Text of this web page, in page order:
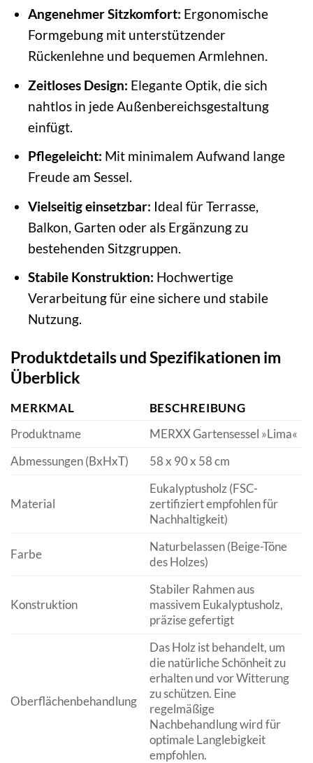
Angenehmer Sitzkomfort: Ergonomische
Formgebung mit unterstützender
Rückenlehne und bequemen Armlehnen.
Zeitloses Design: Elegante Optik, die sich
nahtlos in jede Außenbereichsgestaltung
einfügt.
Pflegeleicht: Mit minimalem Aufwand lange
Freude am Sessel.
Vielseitig einsetzbar: Ideal für Terrasse,
Balkon, Garten oder als Ergänzung zu
bestehenden Sitzgruppen.
Stabile Konstruktion: Hochwertige
Verarbeitung für eine sichere und stabile
Nutzung.
Produktdetails und Spezifikationen im
Überblick
MERKMAL
BESCHREIBUNG
Produktname
MERXX Gartensessel »Lima«
Abmessungen (BxHxT)
58 x 90 x 58 cm
Material
Eukalyptusholz (FSC-
zertifiziert empfohlen für
Nachhaltigkeit)
Farbe
Naturbelassen (Beige-Töne
des Holzes)
Konstruktion
Stabiler Rahmen aus
massivem Eukalyptusholz,
präzise gefertigt
Oberflächenbehandlung
Das Holz ist behandelt, um
die natürliche Schönheit zu
erhalten und vor Witterung
zu schützen. Eine
regelmäßige
Nachbehandlung wird für
optimale Langlebigkeit
empfohlen.